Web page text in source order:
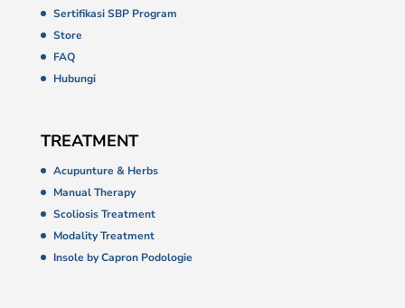
Sertifikasi SBP Program
Store
FAQ
Hubungi
TREATMENT
Acupunture & Herbs
Manual Therapy
Scoliosis Treatment
Modality Treatment
Insole by Capron Podologie